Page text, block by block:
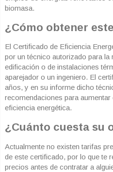
biomasa.
¿Cómo obtener
El Certificado de Eficiencia
por un técnico autorizado para
edificación o de instalaciones
aparejador o un ingeniero. El
años, y en su informe dicho
recomendaciones para
eficiencia energética.
¿Cuánto cuesta su
Actualmente no existen tarifas
de este certificado, por lo que te
precios antes de contratar a